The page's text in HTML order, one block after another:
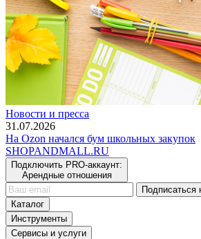
Новости и пресса
31.07.2026
На Ozon начался бум школьных закупок
SHOPANDMALL.RU
Подключить PRO-аккаунт:
Арендные отношения
Подписаться
Каталог
Инструменты
Сервисы и услуги